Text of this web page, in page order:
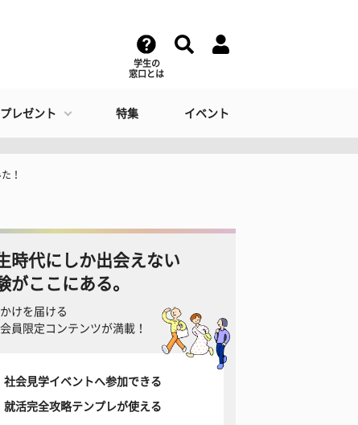
学生の
窓口とは
レゼント 特集 イベント
！
時代にしか出会えない
がここにある。
けを届ける
員限定コンテンツが満載！
社会見学イベントへ参加できる
就活完全攻略テンプレが使える